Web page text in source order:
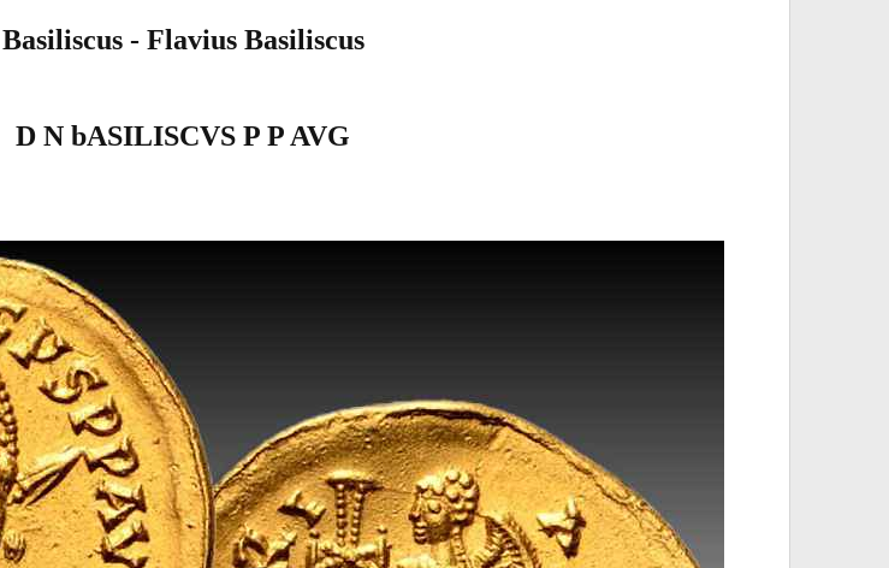
Basiliscus - Flavius Basiliscus
D N bASILISCVS P P AVG